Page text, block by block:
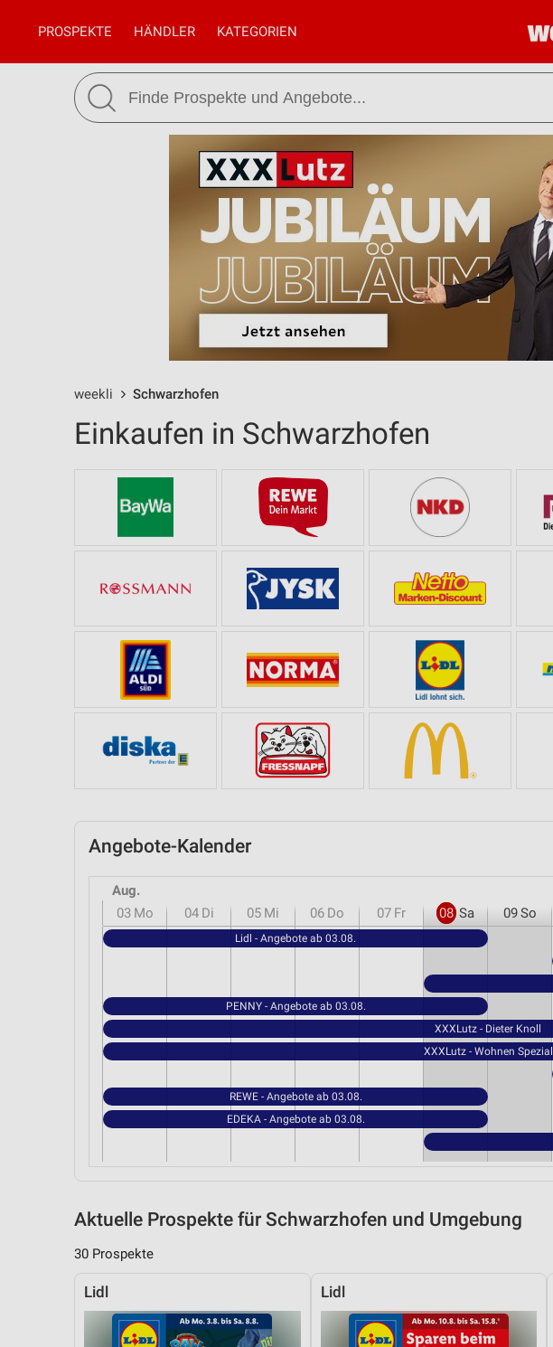
PROSPEKTE HÄNDLER KATEGORIEN
weekli Schwarzhofen
Einkaufen in Schwarzhofen
Angebote-Kalender
Aug.
03 Mo 04 Di 05 Mi 06 Do 07 Fr 08 Sa 09So
Lidl - Angebote ab 03.08.
PENNY - Angebote ab 03.08.
XXXLutz - Dieter Knoll
XXXLutz - Wohnen Spezial
REWE - Angebote ab 03.08.
EDEKA - Angebote ab 03.08.
Aktuelle Prospekte für Schwarzhofen und Umgebung
30 Prospekte
Lidl Lidl